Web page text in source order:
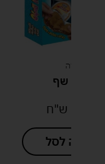
ש"ח
לסל